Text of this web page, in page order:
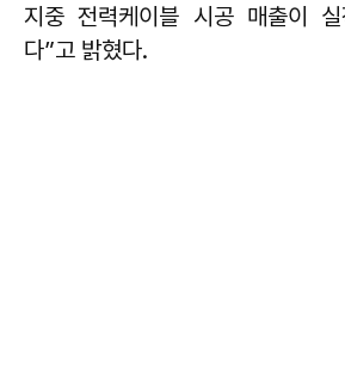
지중 전력케이블 시공 매출이
다”고 밝혔다.